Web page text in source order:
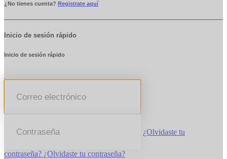
¿No tienes cuenta? Registrate aquí
Inicio de sesión rápido
Inicio de sesión rápido
¿Olvidaste tu
contraseña? ¿Olvidaste tu contraseña?